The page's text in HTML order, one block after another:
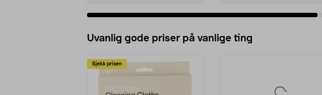
Uvanlig gode priser på vanlige ting
Sjekk prisen